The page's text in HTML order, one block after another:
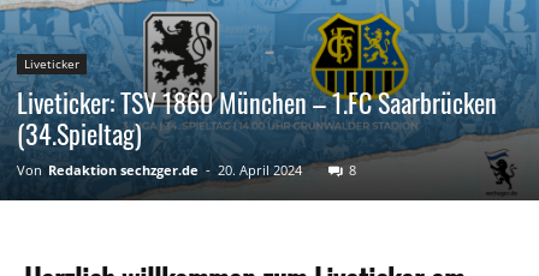
Liveticker
Liveticker: TSV 1860 München – 1.FC Saarbrücken
(34.Spieltag)
Von Redaktion sechzger.de - 20. April 2024 8